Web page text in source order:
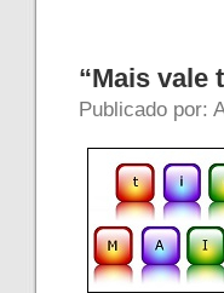
“Mais vale
Publicado por: